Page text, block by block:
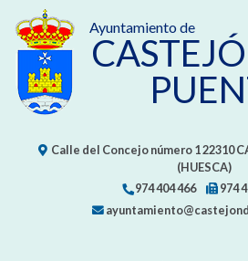
Ayuntamiento de
Calle del Concejo número 122310
(HUESCA)
974 404 466
974